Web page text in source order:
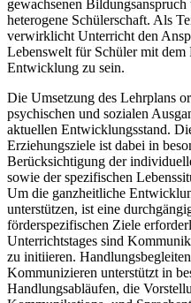
gewachsenen
heterogene Schülerschaft. Als
verwirklicht Unterricht den
Lebenswelt für Schüler mit dem
Entwicklung zu sein.
Die Umsetzung des Lehrplans
psychischen und sozialen
aktuellen Entwicklungsstand.
Erziehungsziele ist dabei in
Berücksichtigung der
sowie der spezifischen
Um die ganzheitliche
unterstützen, ist eine
förderspezifischen Ziele
Unterrichtstages sind
zu initiieren.
Kommunizieren unterstützt in
Handlungsabläufen, die